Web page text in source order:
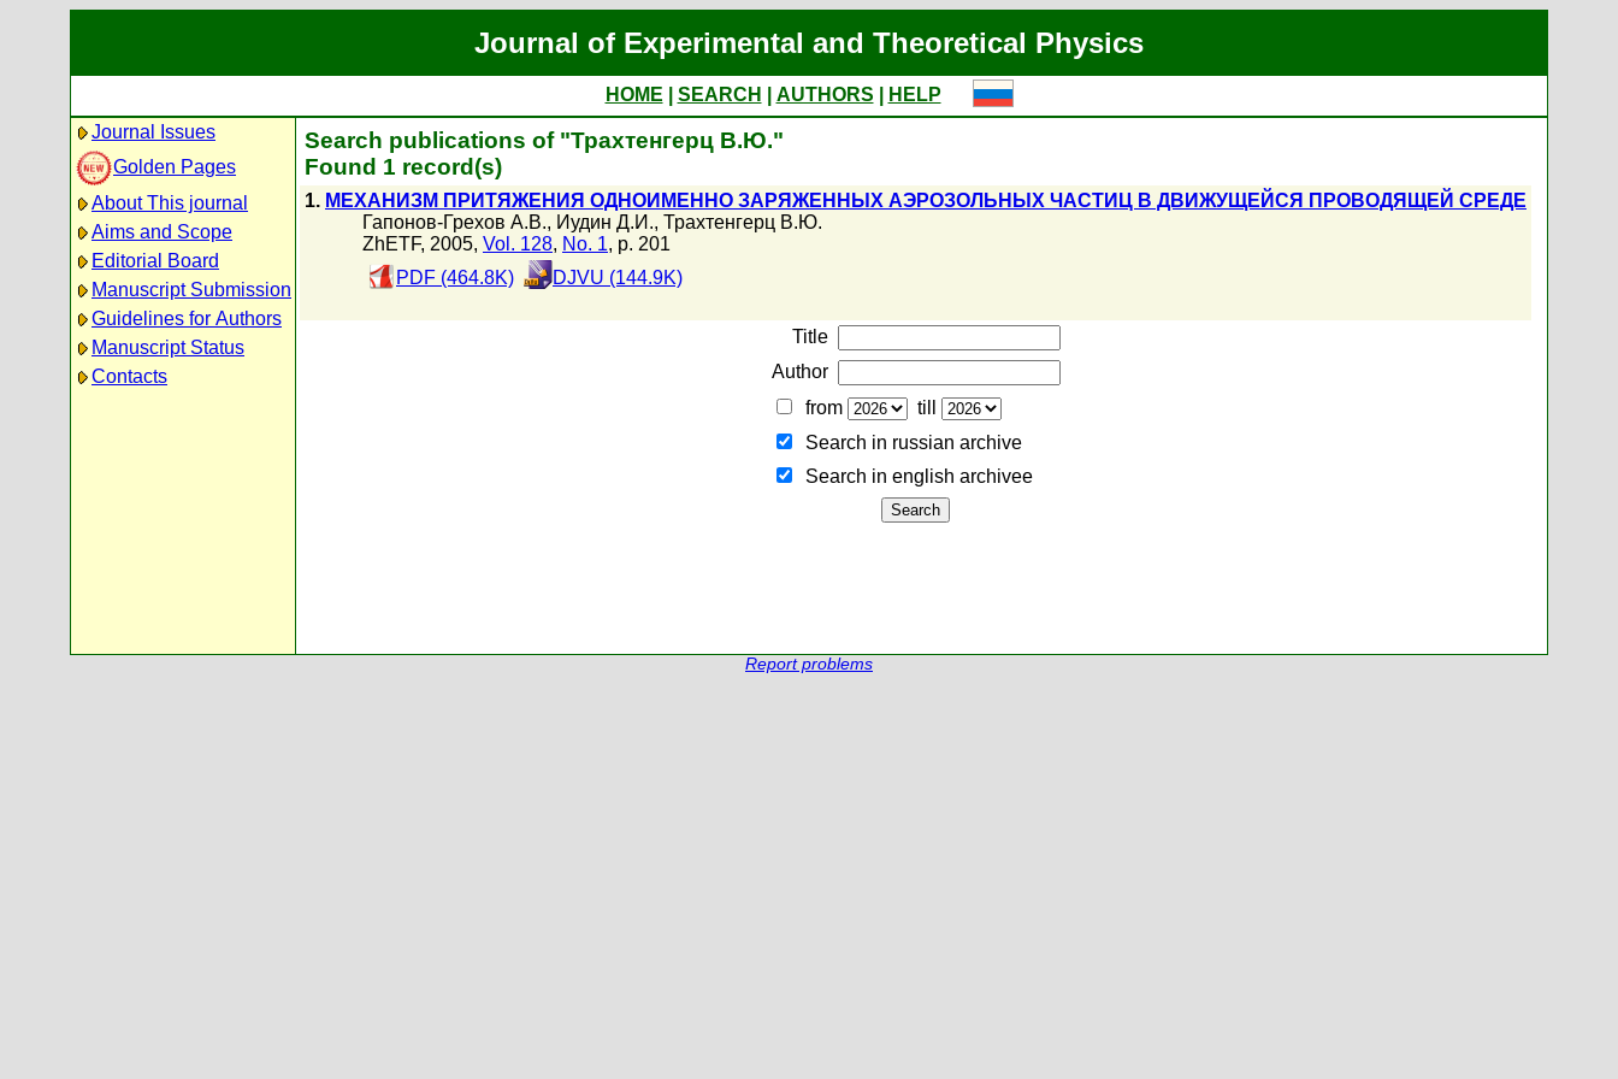
Journal of Experimental and Theoretical Physics
HOME SEARCH AUTHORS
HELP
Journal Issues
Golden Pages
About This journal
Aims and Scope
Editorial Board
Manuscript Submission
Guidelines for Authors
Manuscript Status
Contacts
Search publications of "Трахтенгерц В.Ю."
Found 1 record(s)
1. МЕХАНИЗМ ПРИТЯЖЕНИЯ ОДНОИМЕННО ЗАРЯЖЕННЫХ АЭРОЗОЛЬНЫХ ЧАСТИЦ В ДВИЖУЩЕЙСЯ ПРОВОДЯЩЕЙ СРЕДЕ
Гапонов-Грехов А.В., Иудин Д.И., Трахтенгерц В.Ю.
ZhETF, 2005, Vol. 128, No. 1, p. 201
PDF (464.8K)
DJVU (144.9K)
Title
Author
from
till
Search in russian archive
Search in english archiveе
Report problems